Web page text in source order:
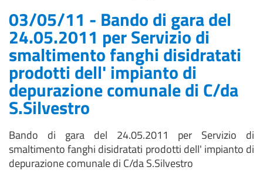
03/05/11 - Bando di gara del
24.05.2011 per Servizio di
smaltimento fanghi disidratati
prodotti dell' impianto di
depurazione comunale di C/da
S.Silvestro
Bando di gara del 24.05.2011 per Servizio di
smaltimento fanghi disidratati prodotti dell' impianto di
depurazione comunale di C/da S.Silvestro